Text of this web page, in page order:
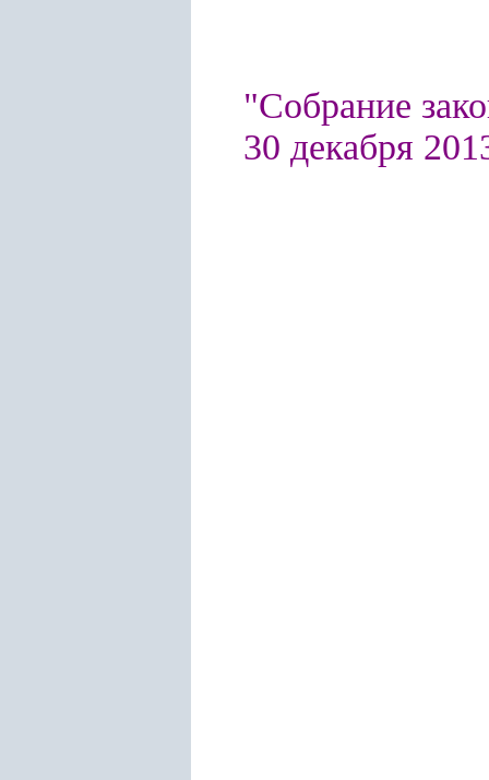
"Собрание
30 декабря